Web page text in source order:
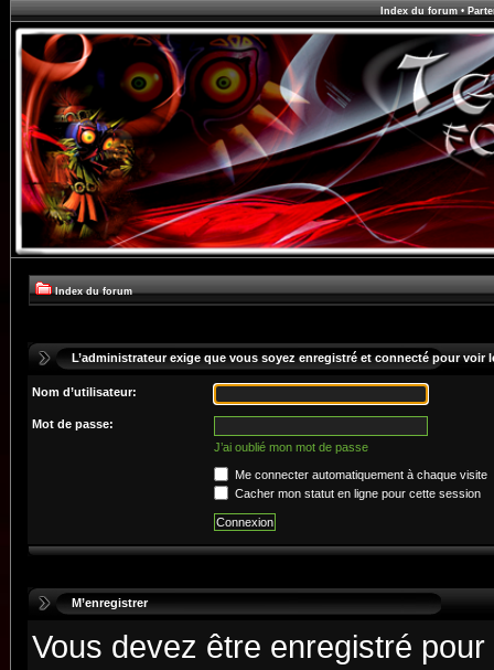
Index du forum•
Index du forum
L’administrateur exige que vous soyez enregistré et connecté pour voir
Nom d’utilisateur:
Mot de passe:
J’ai oublié mon mot de passe
Me connecter automatiquement à chaque visite
Cacher mon statut en ligne pour cette session
M’enregistrer
Vous devez être enregistré